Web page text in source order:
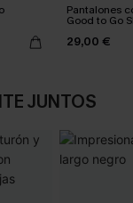
Pantalones
Good to Go
29,00 €
JUNTOS